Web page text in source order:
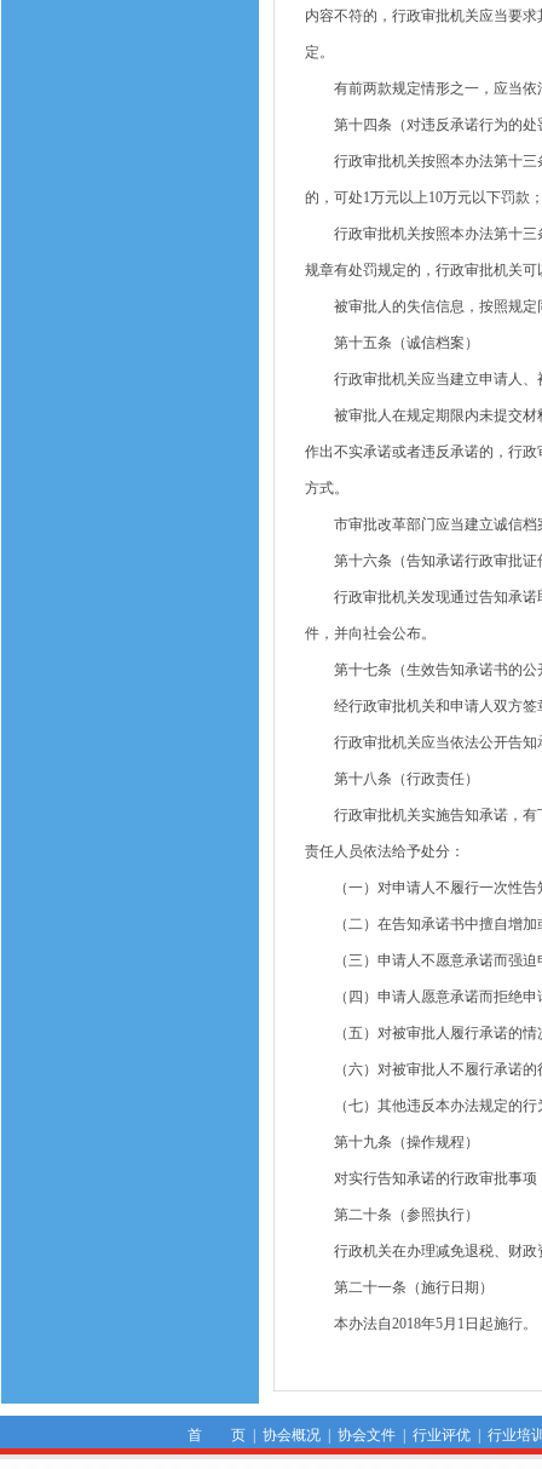
内容不符的，行政审批机关应当要
定。
有前两款规定情形之一，应当依
第十四条（对违反承诺行为的处
行政审批机关按照本办法第十三
的，可处1万元以上10万元以下罚款
行政审批机关按照本办法第十三
规章有处罚规定的，行政审批机关可
被审批人的失信信息，按照规定
第十五条（诚信档案）
行政审批机关应当建立申请人、
被审批人在规定期限内未提交材
作出不实承诺或者违反承诺的，行
方式。
市审批改革部门应当建立诚信档
第十六条（告知承诺行政审批证
行政审批机关发现通过告知承诺
件，并向社会公布。
第十七条（生效告知承诺书的公
经行政审批机关和申请人双方签
行政审批机关应当依法公开告知
第十八条（行政责任）
行政审批机关实施告知承诺，有
责任人员依法给予处分：
（一）对申请人不履行一次性告
（二）在告知承诺书中擅自增加
（三）申请人不愿意承诺而强迫
（四）申请人愿意承诺而拒绝申
（五）对被审批人履行承诺的情
（六）对被审批人不履行承诺的
（七）其他违反本办法规定的行
第十九条（操作规程）
对实行告知承诺的行政审批事项
第二十条（参照执行）
行政机关在办理减免退税、财政
第二十一条（施行日期）
本办法自2018年5月1日起施行。
首 页| 协会概况| 协会文件| 行业评优| 行业培